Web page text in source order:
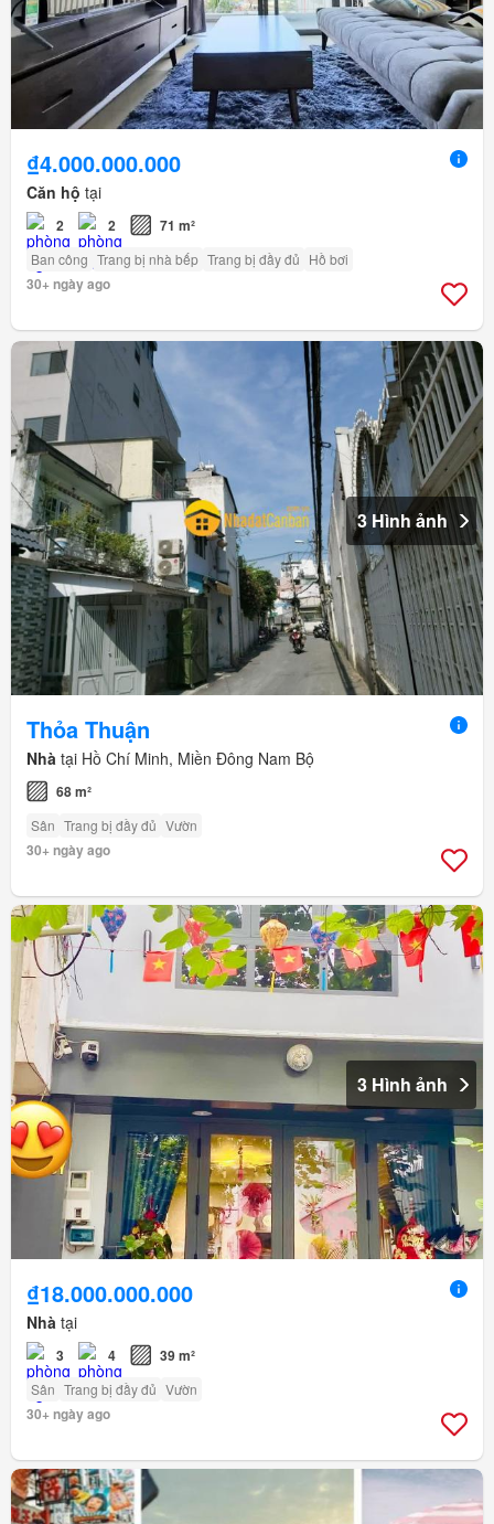
₫4.000.000.000
Căn hộ tại
2 2 71 m²
Ban công Trang bị nhà bếp Trang bị đầy đủ Hồ bơi
30+ ngày ago
3 Hình ảnh
Thỏa Thuận
Nhà tại Hồ Chí Minh, Miền Đông Nam Bộ
68 m²
Sân Trang bị đầy đủ Vườn
30+ ngày ago
3 Hình ảnh
₫18.000.000.000
Nhà tại
3 4 39 m²
Sân Trang bị đầy đủ Vườn
30+ ngày ago